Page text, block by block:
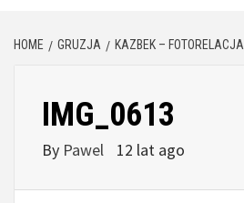
HOME GRUZJA KAZBEK – FOTORELACJA
IMG_0613
By Pawel 12 lat ago